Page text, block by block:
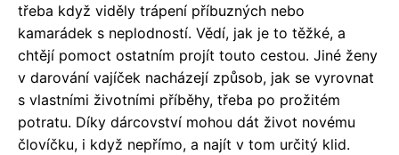
třeba když viděly trápení příbuzných nebo
kamarádek s neplodností. Vědí, jak je to těžké, a
chtějí pomoct ostatním projít touto cestou. Jiné ženy
v darování vajíček nacházejí způsob, jak se vyrovnat
s vlastními životními příběhy, třeba po prožitém
potratu. Díky dárcovství mohou dát život novému
človíčku, i když nepřímo, a najít v tom určitý klid.